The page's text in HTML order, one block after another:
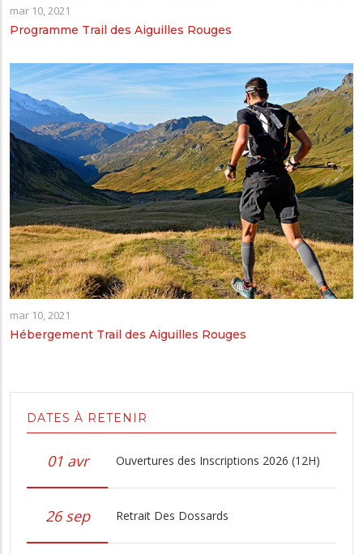
mar 10, 2021
Programme Trail des Aiguilles Rouges
mar 10, 2021
Hébergement Trail des Aiguilles Rouges
DATES À RETENIR
01 avr Ouvertures des Inscriptions 2026 (12H)
26 sep Retrait Des Dossards